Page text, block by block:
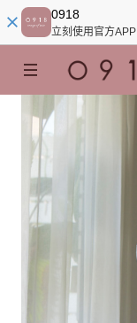
0918
立刻使用官方APP